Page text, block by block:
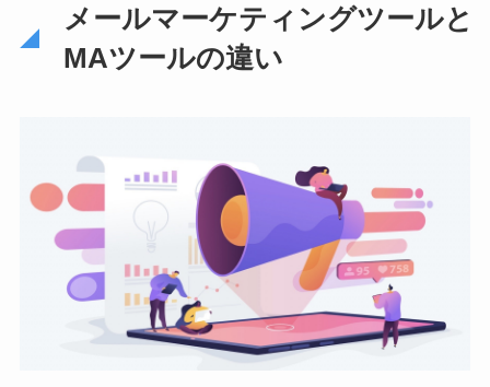
メールマーケティングツールと
MAツールの違い